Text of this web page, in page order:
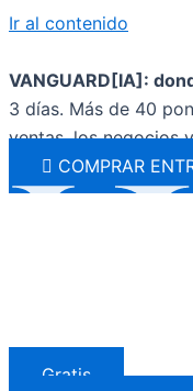
Ir al contenido
VANGUARD[IA]:
3 días. Más de 40
ventas, los negocios
COMPRAR
Gratis